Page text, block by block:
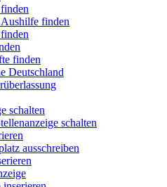
Aushilfe finden
finden
Deutschland
schalten
schalten
ausschreiben